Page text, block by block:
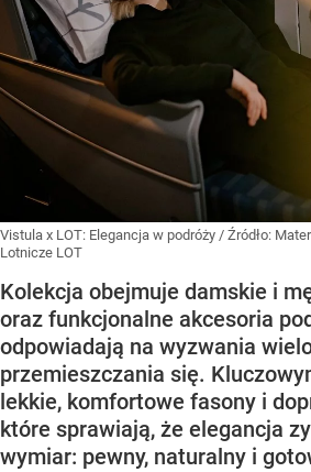
Vistula x LOT: Elegancja w podróży / Źródło:
Lotnicze LOT
Kolekcja obejmuje damskie i
oraz funkcjonalne akcesoria
odpowiadają na wyzwania
przemieszczania się.
lekkie, komfortowe fasony i
które sprawiają, że elegancja
wymiar: pewny, naturalny i